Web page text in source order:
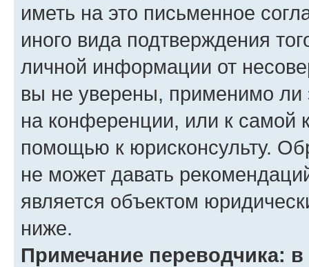
иметь на это письменное
иного вида подтверждения
личной информации от
вы не уверены, применимо ли
на конференции, или к самой
помощью к юрисконсульту.
не может давать
является объектом
ниже.
Примечание переводчика: